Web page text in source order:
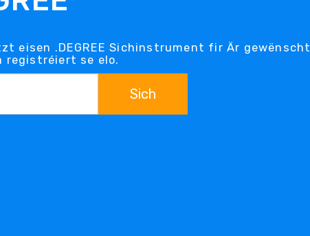
eisen .DEGREE Sichinstrument fir Är gewënscht
registréiert se elo.
Sich